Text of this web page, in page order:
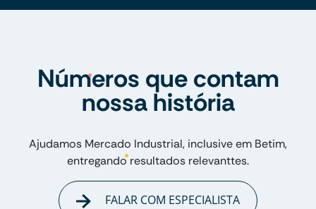
Números que contam
nossa história
Ajudamos Mercado Industrial, inclusive em Betim,
entregando resultados relevanttes.
FALAR COM ESPECIALISTA